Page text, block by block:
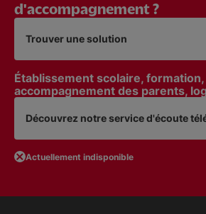
d'accompagnement ?
Trouver une solution
Établissement scolaire, formation,
accompagnement des parents,
Découvrez notre service d'écoute
Actuellement indisponible